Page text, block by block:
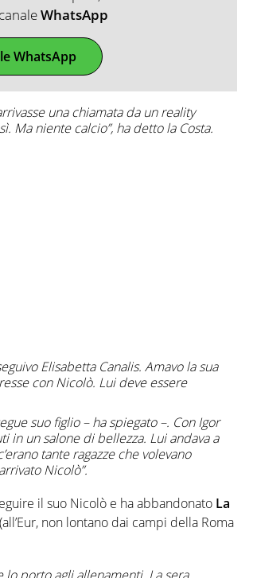
WhatsApp
WhatsApp
una chiamata da un reality
Ma niente calcio”, ha detto la Costa.
Elisabetta Canalis. Amavo la sua
con Nicolò. Lui deve essere
suo figlio – ha spiegato –. Con Igor
in un salone di bellezza. Lui andava a
tante ragazze che volevano
Nicolò”.
il suo Nicolò e ha abbandonato La
non lontano dai campi della Roma